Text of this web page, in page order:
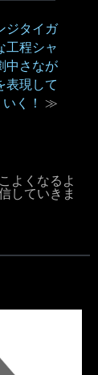
ジタイガ
工程シャ
中さなが
表現して
いく！ ≫
よくなるよ
していきま